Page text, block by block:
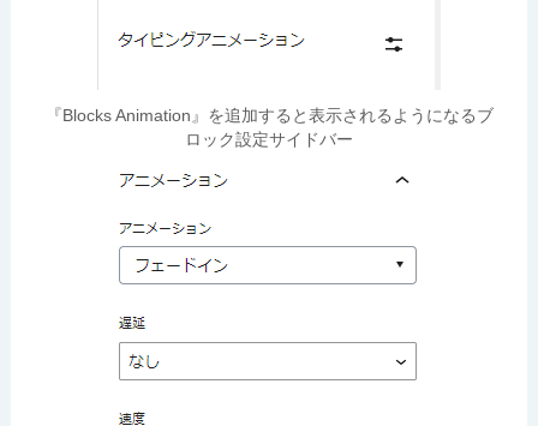
『Blocks Animation』を追加すると表示されるようになるブ
ロック設定サイドバー